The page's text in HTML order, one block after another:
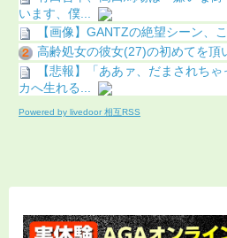
います、僕...
【画像】GANTZの絶望シーン、
高齢処女の彼女(27)の初めてを頂
【悲報】「ああァ、だまされち
カへ生れる...
Powered by livedoor 相互RSS